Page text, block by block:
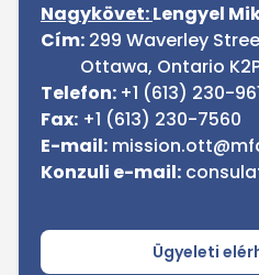
Nagykövet:Lengyel
Cím: 299 Waverley
Ottawa, Ontario K2P
Telefon: +1 (613) 230-
Fax: +1 (613) 230-7560
E-mail:
Konzuli e-mail:
Ügyeleti